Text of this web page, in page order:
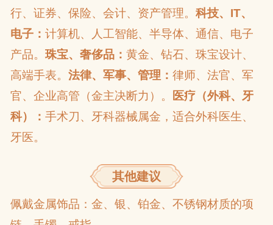
行、证券、保险、会计、资产管理。 科技、IT、
电子： 计算机、人工智能、半导体、通信、电子
产品。 珠宝、奢侈品： 黄金、钻石、珠宝设计、
高端手表。 法律、军事、管理： 律师、法官、军
官、企业高管（金主决断力）。
医疗（外科、牙
科）： 手术刀、牙科器械属金，适合外科医生、
牙医。
其他建议
佩戴金属饰品：金、银、铂金、不锈钢材质的项